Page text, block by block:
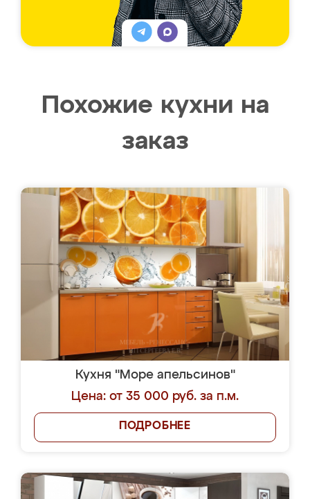
Похожие кухни на
заказ
Кухня "Море апельсинов"
Цена: от 35 000 руб. за п.м.
ПОДРОБНЕЕ